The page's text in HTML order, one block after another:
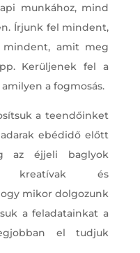
munkához, mind
Írjunk fel mindent,
mindent, amit meg
Kerüljenek fel a
a fogmosás.
a teendőinket
ebédidő előtt
az éjjeli baglyok
kreatívak és
mikor dolgozunk
a feladatainkat a
el tudjuk